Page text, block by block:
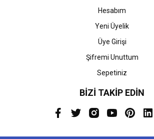
Hesabım
Yeni Üyelik
Üye Girişi
Şifremi Unuttum
Sepetiniz
BİZİ TAKİP EDİN